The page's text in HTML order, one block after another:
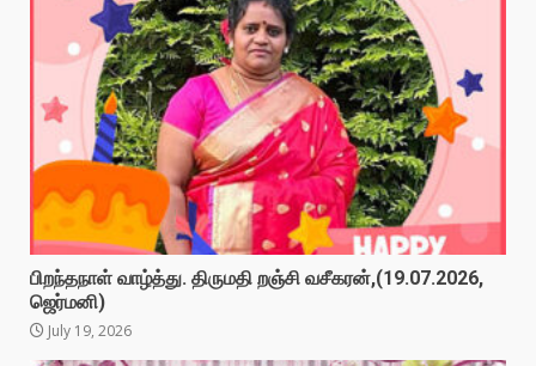
பிறந்தநாள் வாழ்த்து. திருமதி றஞ்சி வசீகரன்,(19.07.2026,
ஜெர்மனி)
July 19, 2026